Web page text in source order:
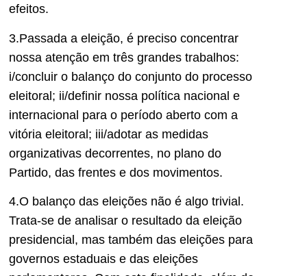
efeitos.
3.Passada a eleição, é preciso concentrar
nossa atenção em três grandes trabalhos:
i/concluir o balanço do conjunto do processo
eleitoral; ii/definir nossa política nacional e
internacional para o período aberto com a
vitória eleitoral; iii/adotar as medidas
organizativas decorrentes, no plano do
Partido, das frentes e dos movimentos.
4.O balanço das eleições não é algo trivial.
Trata-se de analisar o resultado da eleição
presidencial, mas também das eleições para
governos estaduais e das eleições